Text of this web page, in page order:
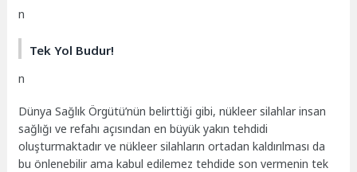
n
Tek Yol Budur!
n
Dünya Sağlık Örgütü’nün belirttiği gibi, nükleer silahlar insan
sağlığı ve refahı açısından en büyük yakın tehdidi
oluşturmaktadır ve nükleer silahların ortadan kaldırılması da
bu önlenebilir ama kabul edilemez tehdide son vermenin tek